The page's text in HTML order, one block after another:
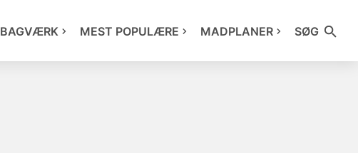
BAGVÆRK MEST POPULÆRE MADPLANER SØG